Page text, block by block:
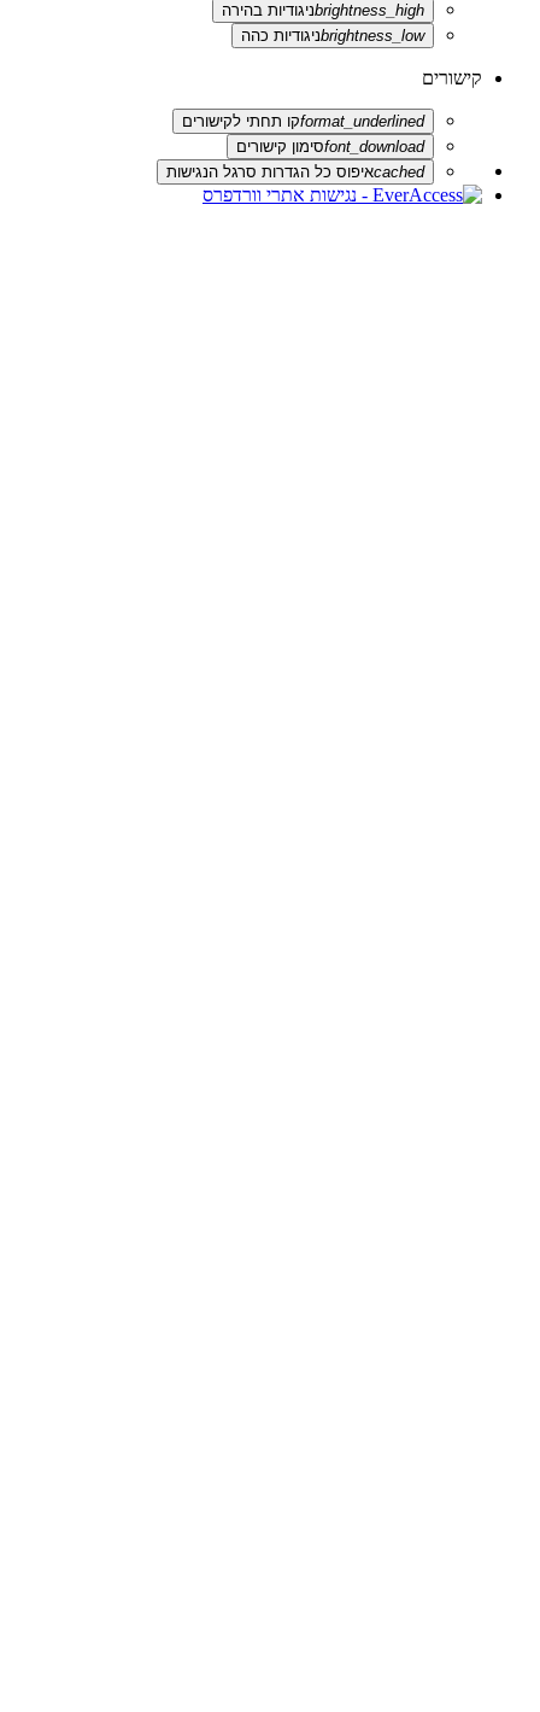
brightness_highניגודיות בהירה
brightness_lowניגודיות כהה
קישורים
format_underlinedקו תחתי לקישורים
font_downloadסימון קישורים
cachedאיפוס כל הגדרות סרגל הנגישות